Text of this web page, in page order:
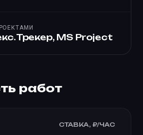
MS Project
работ
СТАВКА, ₽/ЧАС